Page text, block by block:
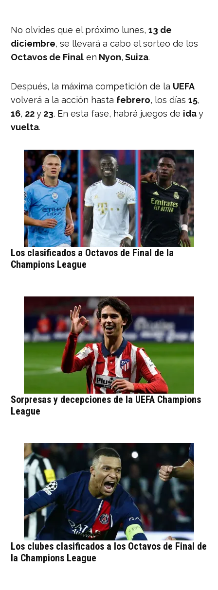
No olvides que el próximo lunes,13 de
diciembre, se llevará a cabo el sorteo de los
Octavos de Final en Nyon, Suiza.
Después, la máxima competición de la UEFA
volverá a la acción hasta febrero, los días15,
16, 22y 23. En esta fase, habrá juegos de iday
vuelta.
Los clasificados a Octavos de Final de la
Champions League
Sorpresas y decepciones de la UEFA Champions
League
Los clubes clasificados a los Octavos de Final de
la Champions League